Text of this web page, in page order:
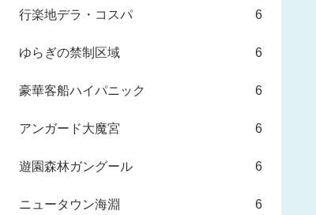
行楽地デラ・コスパ 6
ゆらぎの禁制区域 6
豪華客船ハイパニック 6
アンガード大魔宮 6
遊園森林ガングール 6
ニュータウン海淵 6